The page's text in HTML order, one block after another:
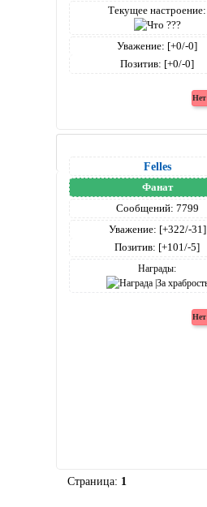
Текущее настроение:
Уважение: [+0/-0]
Позитив: [+0/-0]
Felles
Фанат
Сообщений: 7799
Уважение: [+322/-31]
Позитив: [+101/-5]
Награды:
Страница: 1